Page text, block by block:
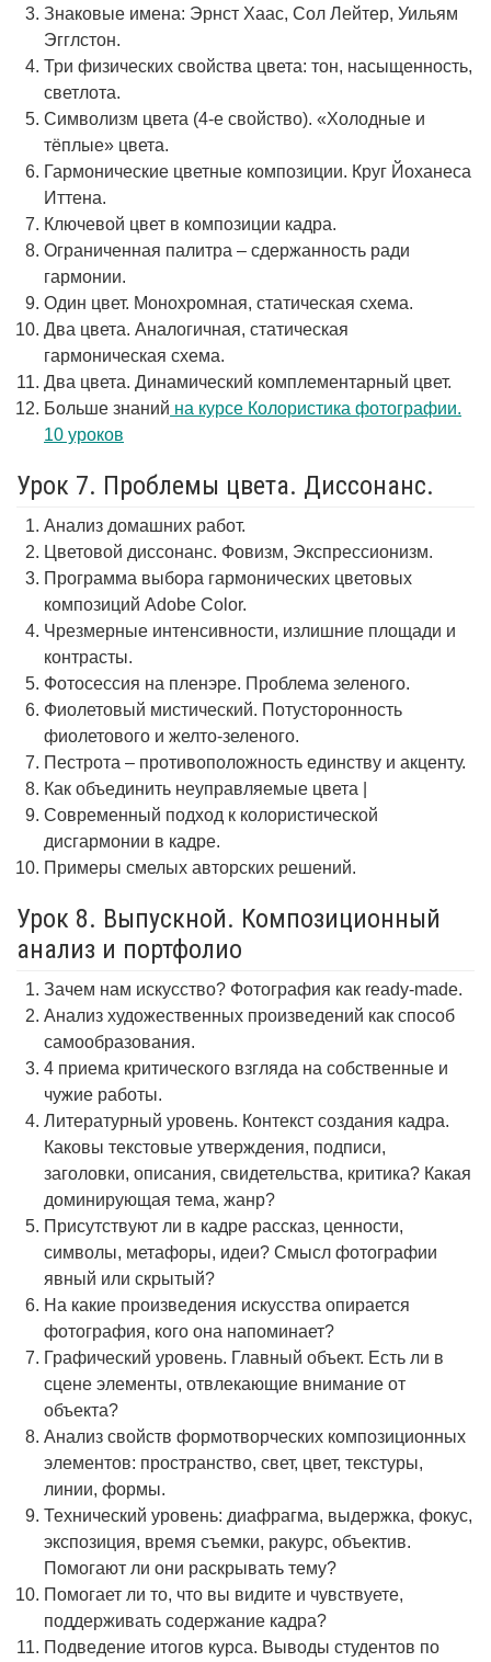
Знаковые имена: Эрнст Хаас, Сол Лейтер, Уильям
Эгглстон.
Три физических свойства цвета: тон, насыщенность,
светлота.
Символизм цвета (4-е свойство). «Холодные и
тёплые» цвета.
Гармонические цветные композиции. Круг Йоханеса
Иттена.
Ключевой цвет в композиции кадра.
Ограниченная палитра – сдержанность ради
гармонии.
Один цвет. Монохромная, статическая схема.
Два цвета. Аналогичная, статическая
гармоническая схема.
Два цвета. Динамический комплементарный цвет.
Больше знаний на курсе Колористика фотографии.
10 уроков
Урок 7. Проблемы цвета. Диссонанс.
Анализ домашних работ.
Цветовой диссонанс. Фовизм, Экспрессионизм.
Программа выбора гармонических цветовых
композиций Adobe Color.
Чрезмерные интенсивности, излишние площади и
контрасты.
Фотосессия на пленэре. Проблема зеленого.
Фиолетовый мистический. Потусторонность
фиолетового и желто-зеленого.
Пестрота – противоположность единству и акценту.
Как объединить неуправляемые цвета |
Современный подход к колористической
дисгармонии в кадре.
Примеры смелых авторских решений.
Урок 8. Выпускной. Композиционный
анализ и портфолио
Зачем нам искусство? Фотография как ready-made.
Анализ художественных произведений как способ
самообразования.
4 приема критического взгляда на собственные и
чужие работы.
Литературный уровень. Контекст создания кадра.
Каковы текстовые утверждения, подписи,
заголовки, описания, свидетельства, критика? Какая
доминирующая тема, жанр?
Присутствуют ли в кадре рассказ, ценности,
символы, метафоры, идеи? Смысл фотографии
явный или скрытый?
На какие произведения искусства опирается
фотография, кого она напоминает?
Графический уровень. Главный объект. Есть ли в
сцене элементы, отвлекающие внимание от
объекта?
Анализ свойств формотворческих композиционных
элементов: пространство, свет, цвет, текстуры,
линии, формы.
Технический уровень: диафрагма, выдержка, фокус,
экспозиция, время съемки, ракурс, объектив.
Помогают ли они раскрывать тему?
Помогает ли то, что вы видите и чувствуете,
поддерживать содержание кадра?
Подведение итогов курса. Выводы студентов по